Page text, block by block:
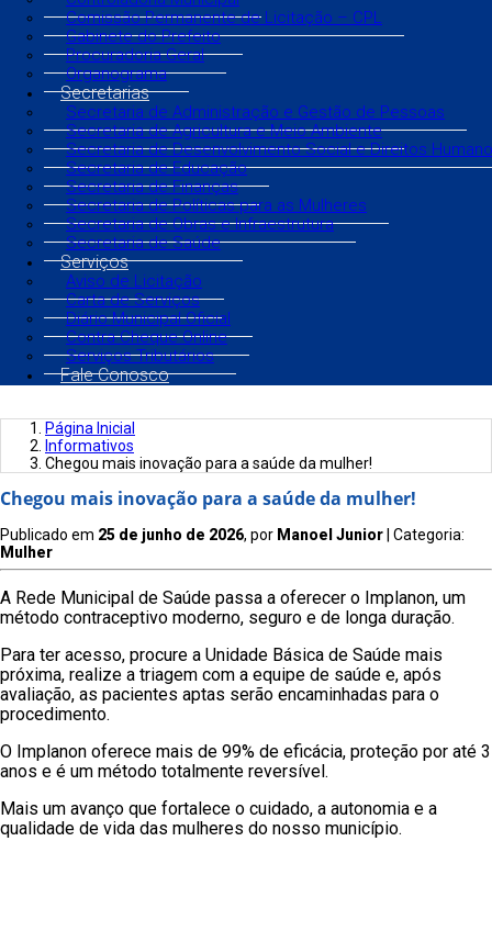
Comissão Permanente de Licitação – CPL
Gabinete do Prefeito
Procuradoria Geral
Organograma
Secretarias
Secretaria de Administração e Gestão de Pessoas
Secretaria de Agricultura e Meio Ambiente
Secretaria de Desenvolvimento Social e Direitos
Secretaria de Educação
Secretaria de Finanças
Secretaria de Políticas para as Mulheres
Secretaria de Obras e Infraestrutura
Secretaria de Saúde
Serviços
Aviso de Licitação
Carta de Serviços
Diário Municipal Oficial
Contra Cheque Online
Serviços Tributários
Fale Conosco
Página Inicial
Informativos
Chegou mais inovação para a saúde da mulher!
Chegou mais inovação para a saúde da mulher!
Publicado em 25 de junho de 2026, por Manoel Junior | Categoria:
Mulher
A Rede Municipal de Saúde passa a oferecer o Implanon, um
método contraceptivo moderno, seguro e de longa duração.
Para ter acesso, procure a Unidade Básica de Saúde mais
próxima, realize a triagem com a equipe de saúde e, após
avaliação, as pacientes aptas serão encaminhadas para o
procedimento.
O Implanon oferece mais de 99% de eficácia, proteção por até 3
anos e é um método totalmente reversível.
Mais um avanço que fortalece o cuidado, a autonomia e a
qualidade de vida das mulheres do nosso município.